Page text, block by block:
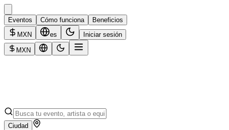
Eventos Cómo funciona
Beneficios
MXN
es Iniciar sesión
MXN
Ciudad